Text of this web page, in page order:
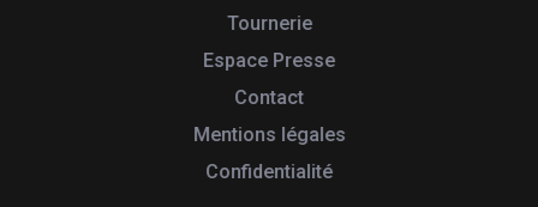
Tournerie
Espace Presse
Contact
Mentions légales
Confidentialité